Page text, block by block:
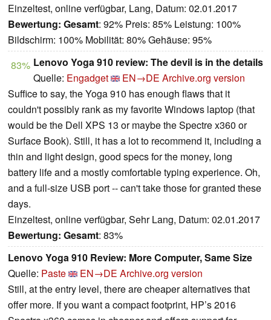
Einzeltest, online verfügbar, Lang, Datum: 02.01.2017
Bewertung: Gesamt: 92% Preis: 85% Leistung: 100%
Bildschirm: 100% Mobilität: 80% Gehäuse: 95%
83% Lenovo Yoga 910 review: The devil is in the details
Quelle: Engadget EN→DE Archive.org version
Suffice to say, the Yoga 910 has enough flaws that it
couldn't possibly rank as my favorite Windows laptop (that
would be the Dell XPS 13 or maybe the Spectre x360 or
Surface Book). Still, it has a lot to recommend it, including a
thin and light design, good specs for the money, long
battery life and a mostly comfortable typing experience. Oh,
and a full-size USB port -- can't take those for granted these
days.
Einzeltest, online verfügbar, Sehr Lang, Datum: 02.01.2017
Bewertung: Gesamt: 83%
Lenovo Yoga 910 Review: More Computer, Same Size
Quelle: Paste EN→DE Archive.org version
Still, at the entry level, there are cheaper alternatives that
offer more. If you want a compact footprint, HP’s 2016